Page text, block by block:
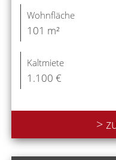
Wohnfläche
101 m²
Kaltmiete
1.100 €
>